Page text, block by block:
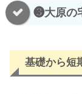
❸大原の
基礎から短